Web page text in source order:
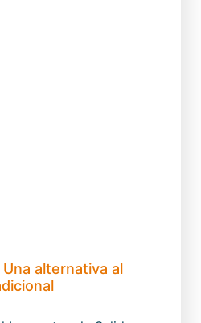
alternativa al